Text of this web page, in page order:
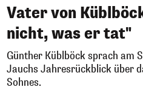
Vater von
nicht, was er tat"
Günther Küblböck sprach am
Jauchs Jahresrückblick über
Sohnes.